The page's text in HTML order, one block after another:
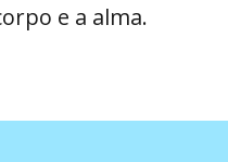
e a alma.